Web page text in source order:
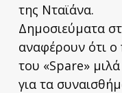
της Νταϊάνα.
Δημοσιεύματα
αναφέρουν ότι ο
του «Spare»
για τα